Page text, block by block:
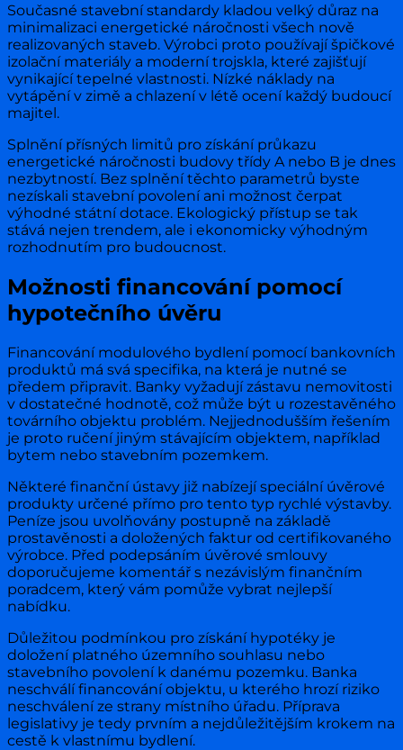
Současné stavební standardy kladou velký důraz na
minimalizaci energetické náročnosti všech nově
realizovaných staveb. Výrobci proto používají špičkové
izolační materiály a moderní trojskla, které zajišťují
vynikající tepelné vlastnosti. Nízké náklady na
vytápění v zimě a chlazení v létě ocení každý budoucí
majitel.
Splnění přísných limitů pro získání průkazu
energetické náročnosti budovy třídy A nebo B je dnes
nezbytností. Bez splnění těchto parametrů byste
nezískali stavební povolení ani možnost čerpat
výhodné státní dotace. Ekologický přístup se tak
stává nejen trendem, ale i ekonomicky výhodným
rozhodnutím pro budoucnost.
Možnosti financování pomocí
hypotečního úvěru
Financování modulového bydlení pomocí bankovních
produktů má svá specifika, na která je nutné se
předem připravit. Banky vyžadují zástavu nemovitosti
v dostatečné hodnotě, což může být u rozestavěného
továrního objektu problém. Nejjednodušším řešením
je proto ručení jiným stávajícím objektem, například
bytem nebo stavebním pozemkem.
Některé finanční ústavy již nabízejí speciální úvěrové
produkty určené přímo pro tento typ rychlé výstavby.
Peníze jsou uvolňovány postupně na základě
prostavěnosti a doložených faktur od certifikovaného
výrobce. Před podepsáním úvěrové smlouvy
doporučujeme komentář s nezávislým finančním
poradcem, který vám pomůže vybrat nejlepší
nabídku.
Důležitou podmínkou pro získání hypotéky je
doložení platného územního souhlasu nebo
stavebního povolení k danému pozemku. Banka
neschválí financování objektu, u kterého hrozí riziko
neschválení ze strany místního úřadu. Příprava
legislativy je tedy prvním a nejdůležitějším krokem na
cestě k vlastnímu bydlení.